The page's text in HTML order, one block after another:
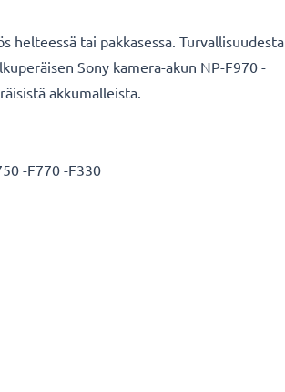
helteessä tai pakkasessa. Turvallisuudesta
Sony kamera-akun NP-F970 -
akkumalleista.
-F770 -F330